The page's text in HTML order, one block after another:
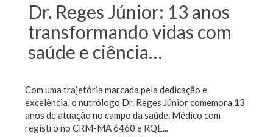
Dr. Reges Júnior: 13 anos
transformando vidas com
saúde e ciência…
Com uma trajetória marcada pela dedicação e
excelência, o nutrólogo Dr. Reges Júnior comemora 13
anos de atuação no campo da saúde. Médico com
registro no CRM-MA 6460 e RQE...